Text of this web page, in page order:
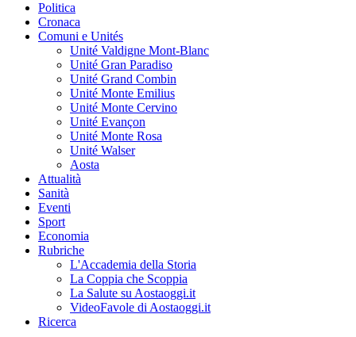
Politica
Cronaca
Comuni e Unités
Unité Valdigne Mont-Blanc
Unité Gran Paradiso
Unité Grand Combin
Unité Monte Emilius
Unité Monte Cervino
Unité Evançon
Unité Monte Rosa
Unité Walser
Aosta
Attualità
Sanità
Eventi
Sport
Economia
Rubriche
L'Accademia della Storia
La Coppia che Scoppia
La Salute su Aostaoggi.it
VideoFavole di Aostaoggi.it
Ricerca